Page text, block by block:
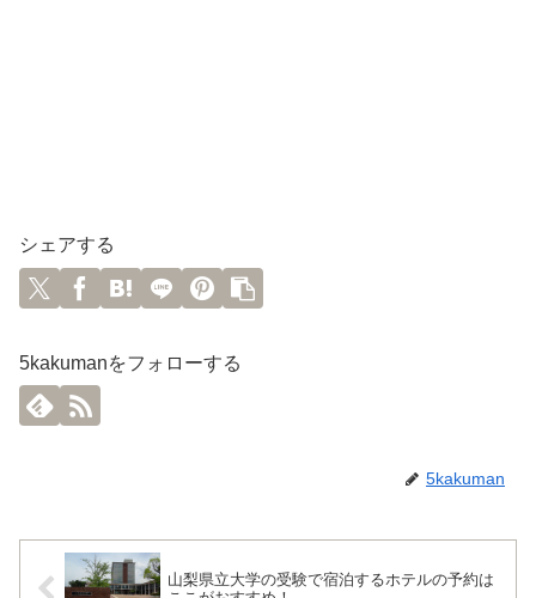
シェアする
5kakumanをフォローする
5kakuman
山梨県立大学の受験で宿泊するホテルの予約は